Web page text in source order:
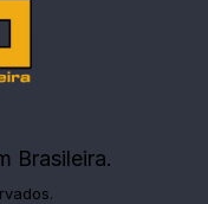
Brasileira.